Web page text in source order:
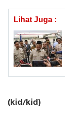
Lihat Juga :
(kid/kid)